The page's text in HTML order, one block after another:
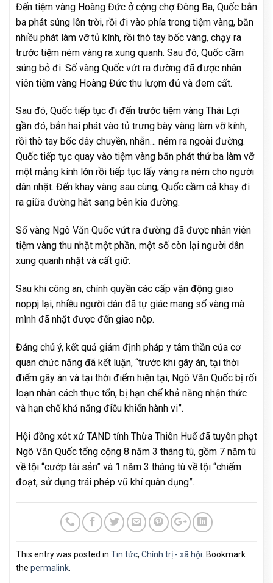
Đến tiệm vàng Hoàng Đức ở cộng chợ Đông Ba, Quốc bắn
ba phát súng lên trời, rồi đi vào phía trong tiệm vàng, bắn
nhiều phát làm vỡ tủ kính, rồi thò tay bốc vàng, chạy ra
trước tiệm ném vàng ra xung quanh. Sau đó, Quốc cầm
súng bỏ đi. Số vàng Quốc vứt ra đường đã được nhân
viên tiệm vàng Hoàng Đức thu lượm đủ và đem cất.
Sau đó, Quốc tiếp tục đi đến trước tiệm vàng Thái Lợi
gần đó, bắn hai phát vào tủ trưng bày vàng làm vỡ kính,
rồi thò tay bốc dây chuyền, nhẫn… ném ra ngoài đường.
Quốc tiếp tục quay vào tiệm vàng bắn phát thứ ba làm vỡ
một mảng kính lớn rồi tiếp tục lấy vàng ra ném cho người
dân nhặt. Đến khay vàng sau cùng, Quốc cầm cả khay đi
ra giữa đường hắt sang bên kia đường.
Số vàng Ngô Văn Quốc vứt ra đường đã được nhân viên
tiệm vàng thu nhặt một phần, một số còn lại người dân
xung quanh nhặt và cất giữ.
Sau khi công an, chính quyền các cấp vận động giao
noppj lại, nhiều người dân đã tự giác mang số vàng mà
mình đã nhặt được đến giao nộp.
Đáng chú ý, kết quả giám định pháp y tâm thần của cơ
quan chức năng đã kết luận, “trước khi gây án, tại thời
điểm gây án và tại thời điểm hiện tại, Ngô Văn Quốc bị rối
loạn nhân cách thực tổn, bị hạn chế khả năng nhận thức
và hạn chế khả năng điều khiển hành vi”.
Hội đồng xét xử TAND tỉnh Thừa Thiên Huế đã tuyên phạt
Ngô Văn Quốc tổng cộng 8 năm 3 tháng tù, gồm 7 năm tù
về tội “cướp tài sản” và 1 năm 3 tháng tù về tội “chiếm
đoạt, sử dụng trái phép vũ khí quân dụng”.
This entry was posted in Tin tức, Chính trị - xã hội . Bookmark
the permalink